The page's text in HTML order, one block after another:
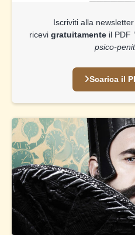
Iscriviti alla
ricevi gratuitamente il PDF
psico-
Scarica il